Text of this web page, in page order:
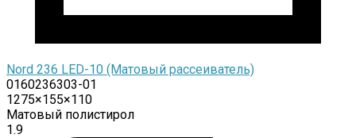
Nord 236 LED-10 (Матовый рассеиватель)
0160236303-01
1275×155×110
Матовый полистирол
1.9